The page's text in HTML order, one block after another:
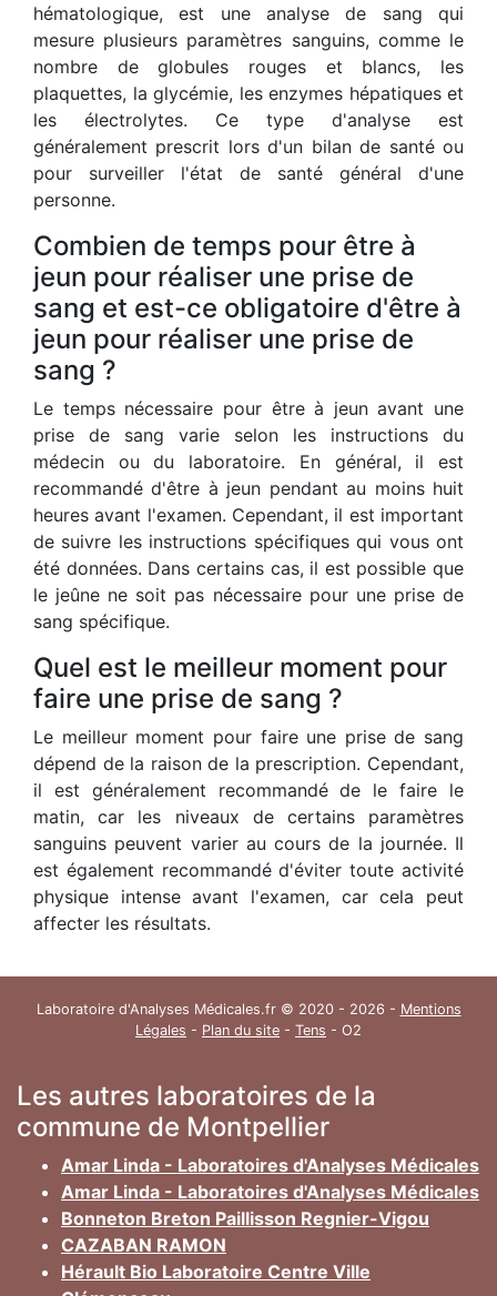
hématologique, est une analyse de sang qui
mesure plusieurs paramètres sanguins, comme le
nombre de globules rouges et blancs, les
plaquettes, la glycémie, les enzymes hépatiques et
les électrolytes. Ce type d'analyse est
généralement prescrit lors d'un bilan de santé ou
pour surveiller l'état de santé général d'une
personne.
Combien de temps pour être à
jeun pour réaliser une prise de
sang et est-ce obligatoire d'être à
jeun pour réaliser une prise de
sang ?
Le temps nécessaire pour être à jeun avant une
prise de sang varie selon les instructions du
médecin ou du laboratoire. En général, il est
recommandé d'être à jeun pendant au moins huit
heures avant l'examen. Cependant, il est important
de suivre les instructions spécifiques qui vous ont
été données. Dans certains cas, il est possible que
le jeûne ne soit pas nécessaire pour une prise de
sang spécifique.
Quel est le meilleur moment pour
faire une prise de sang ?
Le meilleur moment pour faire une prise de sang
dépend de la raison de la prescription. Cependant,
il est généralement recommandé de le faire le
matin, car les niveaux de certains paramètres
sanguins peuvent varier au cours de la journée. Il
est également recommandé d'éviter toute activité
physique intense avant l'examen, car cela peut
affecter les résultats.
Laboratoire d'Analyses Médicales.fr © 2020 - 2026 - Mentions
Légales - Plan du site - Tens - O2
Les autres laboratoires de la
commune de Montpellier
Amar Linda - Laboratoires d'Analyses Médicales
Amar Linda - Laboratoires d'Analyses Médicales
Bonneton Breton Paillisson Regnier-Vigou
CAZABAN RAMON
Hérault Bio Laboratoire Centre Ville